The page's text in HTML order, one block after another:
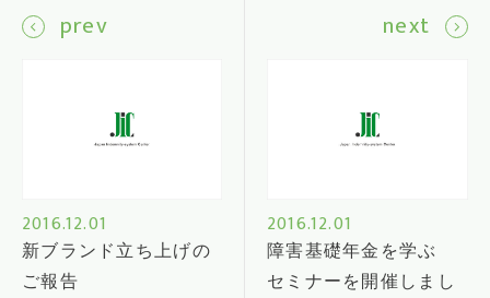
prev
2016.12.01
新ブランド立ち上げの
ご報告
next
2016.12.01
障害基礎年金を学ぶ
セミナーを開催しまし